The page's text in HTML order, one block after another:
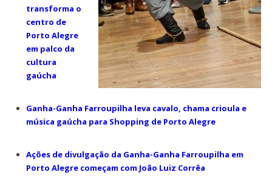
transforma o
centro de
Porto Alegre
em palco da
cultura
gaúcha
Ganha-Ganha Farroupilha leva cavalo, chama crioula e
música gaúcha para Shopping de Porto Alegre
Ações de divulgação da Ganha-Ganha Farroupilha em
Porto Alegre começam com João Luiz Corrêa